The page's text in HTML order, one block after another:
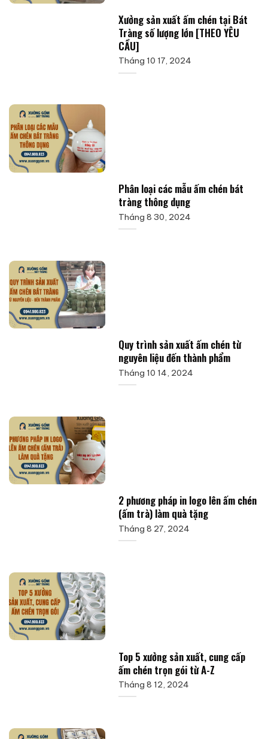
Xưởng sản xuất ấm chén tại Bát
Tràng số lượng lớn [THEO YÊU
CẦU]
Tháng 10 17, 2024
Phân loại các mẫu ấm chén bát
tràng thông dụng
Tháng 8 30, 2024
Quy trình sản xuất ấm chén từ
nguyên liệu đến thành phẩm
Tháng 10 14, 2024
2 phương pháp in logo lên ấm chén
(ấm trà) làm quà tặng
Tháng 8 27, 2024
Top 5 xưởng sản xuất, cung cấp
ấm chén trọn gói từ A-Z
Tháng 8 12, 2024